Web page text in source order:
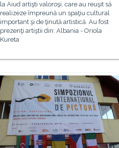
la Aiud artişti valoroşi, care au reuşit să
realizeze împreună un spaţiu cultural
important şi de ţinută artistică. Au fost
prezenţi artiştii din: Albania - Oriola
Kureta